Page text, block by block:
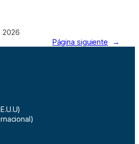
2026
Página siguiente →